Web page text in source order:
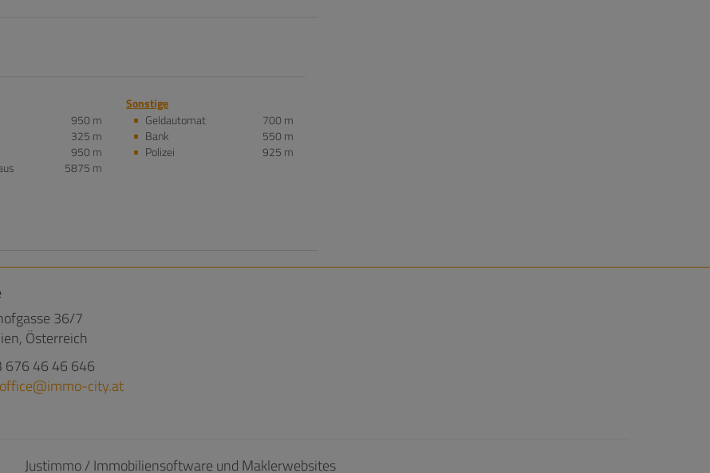
950 m
325 m
950 m
5875 m
Sonstige
Geldautomat
700 m
Bank
550 m
Polizei
925 m
36/7
Österreich
676 46 46 646
office@immo-city.at
Justimmo / Immobiliensoftware und Maklerwebsites